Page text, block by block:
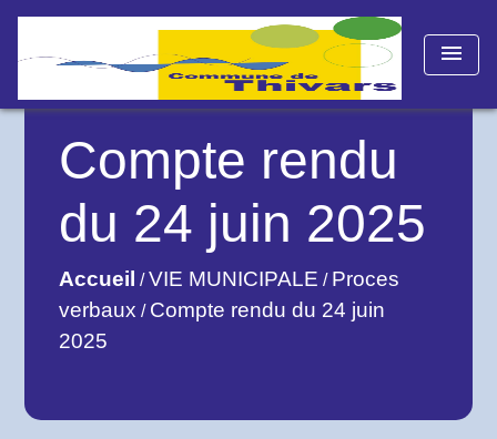
menu
Compte rendu
du 24 juin 2025
Accueil /VIE MUNICIPALE / Proces
verbaux / Compte rendu du 24 juin
2025